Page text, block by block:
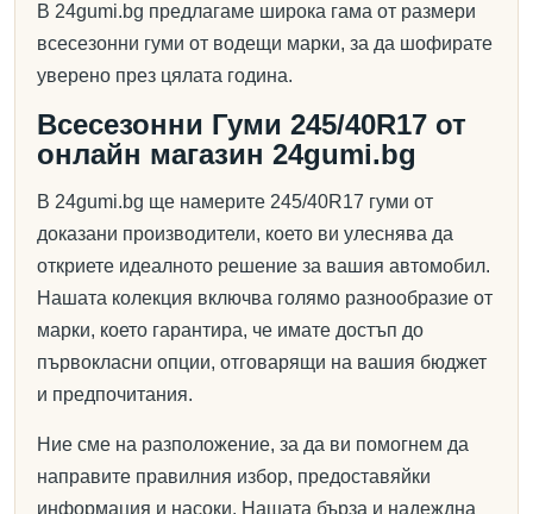
В 24gumi.bg предлагаме широка гама от размери
всесезонни гуми от водещи марки, за да шофирате
уверено през цялата година.
Всесезонни Гуми 245/40R17 от
онлайн магазин 24gumi.bg
В 24gumi.bg ще намерите 245/40R17 гуми от
доказани производители, което ви улеснява да
откриете идеалното решение за вашия автомобил.
Нашата колекция включва голямо разнообразие от
марки, което гарантира, че имате достъп до
първокласни опции, отговарящи на вашия бюджет
и предпочитания.
Ние сме на разположение, за да ви помогнем да
направите правилния избор, предоставяйки
информация и насоки. Нашата бърза и надеждна